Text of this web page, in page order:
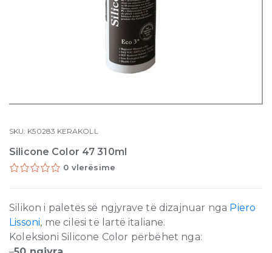
SKU: K50283 KERAKOLL
Silicone Color 47 310ml
0 vlerësime
Silikon i paletës së ngjyrave të dizajnuar nga Piero
Lissoni, me cilësi të lartë italiane.
Koleksioni Silicone Color përbëhet nga: